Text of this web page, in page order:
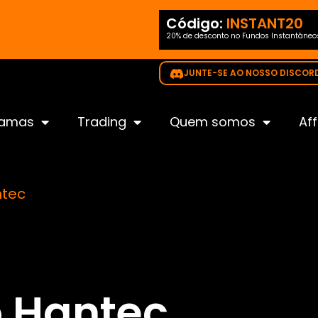
Código: INSTANT20
20% de desconto no Fundos
JUNTE-SE AO NOSSO
Trading Quem somos